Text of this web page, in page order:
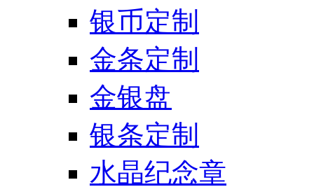
银币定制
金条定制
金银盘
银条定制
水晶纪念章